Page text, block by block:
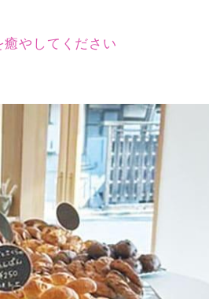
やしてください